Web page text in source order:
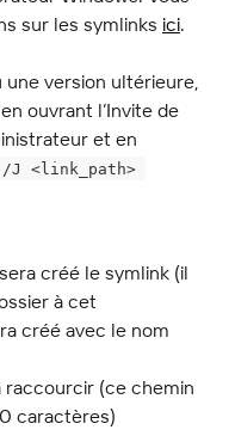
sur les symlinks ici.
une version ultérieure,
ouvrant l’Invite de
et en
J <link_path>
créé le symlink (il
à cet
créé avec le nom
raccourcir (ce chemin
caractères)